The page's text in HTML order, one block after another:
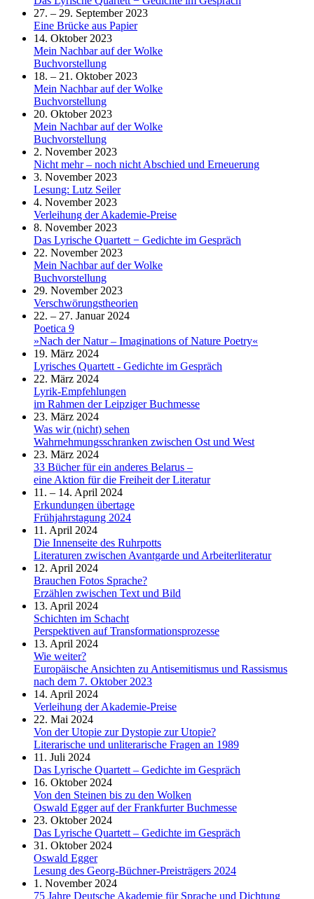
27. – 29. September 2023
Eine Brücke aus Papier
14. Oktober 2023
Mein Nachbar auf der Wolke
Buchvorstellung
18. – 21. Oktober 2023
Mein Nachbar auf der Wolke
Buchvorstellung
20. Oktober 2023
Mein Nachbar auf der Wolke
Buchvorstellung
2. November 2023
Nicht mehr – noch nicht Abschied und Erneuerung
3. November 2023
Lesung: Lutz Seiler
4. November 2023
Verleihung der Akademie-Preise
8. November 2023
Das Lyrische Quartett − Gedichte im Gespräch
22. November 2023
Mein Nachbar auf der Wolke
Buchvorstellung
29. November 2023
Verschwörungstheorien
22. – 27. Januar 2024
Poetica 9
»Nach der Natur – Imaginations of Nature Poetry«
19. März 2024
Lyrisches Quartett - Gedichte im Gespräch
22. März 2024
Lyrik-Empfehlungen
im Rahmen der Leipziger Buchmesse
23. März 2024
Was wir (nicht) sehen
Wahrnehmungsschranken zwischen Ost und West
23. März 2024
33 Bücher für ein anderes Belarus –
eine Aktion für die Freiheit der Literatur
11. – 14. April 2024
Erkundungen übertage
Frühjahrstagung 2024
11. April 2024
Die Innenseite des Ruhrpotts
Literaturen zwischen Avantgarde und Arbeiterliteratur
12. April 2024
Brauchen Fotos Sprache?
Erzählen zwischen Text und Bild
13. April 2024
Schichten im Schacht
Perspektiven auf Transformationsprozesse
13. April 2024
Wie weiter?
Europäische Ansichten zu Antisemitismus und Rassismus
nach dem 7. Oktober 2023
14. April 2024
Verleihung der Akademie-Preise
22. Mai 2024
Von der Utopie zur Dystopie zur Utopie?
Literarische und unliterarische Fragen an 1989
11. Juli 2024
Das Lyrische Quartett – Gedichte im Gespräch
16. Oktober 2024
Von den Steinen bis zu den Wolken
Oswald Egger auf der Frankfurter Buchmesse
23. Oktober 2024
Das Lyrische Quartett – Gedichte im Gespräch
31. Oktober 2024
Oswald Egger
Lesung des Georg-Büchner-Preisträgers 2024
1. November 2024
75 Jahre Deutsche Akademie für Sprache und Dichtung